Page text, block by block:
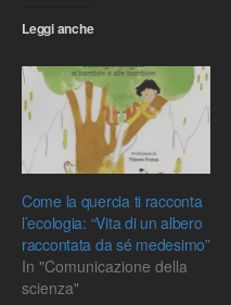
Leggi anche
Come la quercia ti racconta
l’ecologia: “Vita di un albero
raccontata da sé medesimo”
In "Comunicazione della
scienza"